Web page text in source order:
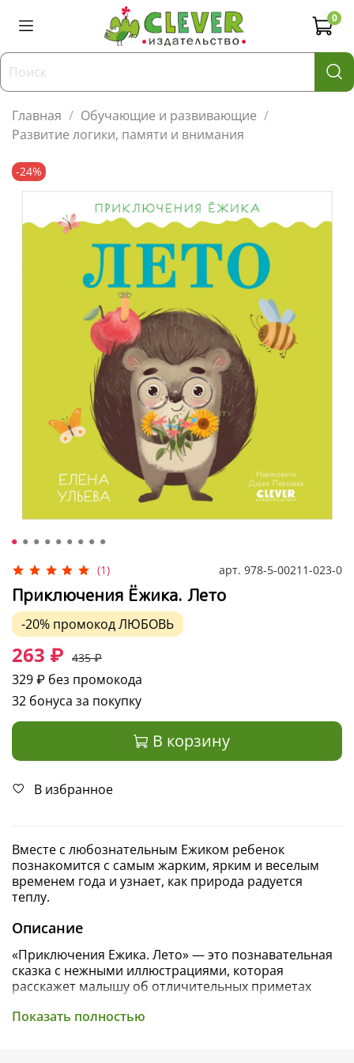
0
Главная
Обучающие и развивающие
Развитие логики, памяти и внимания
-24%
(1) арт. 978-5-00211-023-0
Приключения Ёжика. Лето
-20% промокодЛЮБОВЬ
263 ₽ 435 ₽
329 ₽ без промокода
32 бонуса за покупку
В корзину
В избранное
Вместе с любознательным Ежиком ребенок
познакомится с самым жарким, ярким и веселым
временем года и узнает, как природа радуется
теплу.
Описание
«Приключения Ежика. Лето» — это познавательная
сказка с нежными иллюстрациями, которая
расскажет малышу об отличительных приметах
лесные жители в это время
Показать полностью